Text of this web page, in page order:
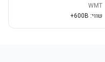
WMT
שווי: 600B+